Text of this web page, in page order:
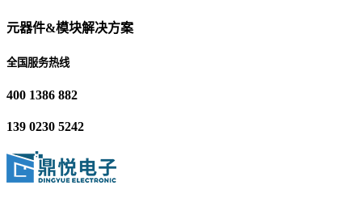
元器件&模块解决方案
全国服务热线
400 1386 882
139 0230 5242